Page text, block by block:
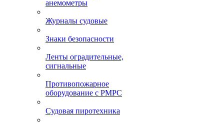
анемометры
Журналы судовые
Знаки безопасности
Ленты оградительные,
сигнальные
Противопожарное
оборудование с РМРС
Судовая пиротехника